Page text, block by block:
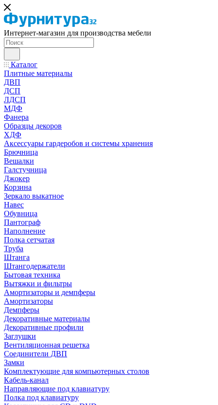
Интернет-магазин для производства мебели
Каталог
Плитные материалы
ДВП
ДСП
ЛДСП
МДФ
Фанера
Образцы декоров
ХДФ
Аксессуары гардеробов и системы хранения
Брючница
Вешалки
Галстучница
Джокер
Корзина
Зеркало выкатное
Навес
Обувница
Пантограф
Наполнение
Полка сетчатая
Труба
Штанга
Штангодержатели
Бытовая техника
Вытяжки и фильтры
Амортизаторы и демпферы
Амортизаторы
Демпферы
Декоративные материалы
Декоративные профили
Заглушки
Вентиляционная решетка
Соединители ДВП
Замки
Комплектующие для компьютерных столов
Кабель-канал
Направляющие под клавиатуру
Полка под клавиатуру